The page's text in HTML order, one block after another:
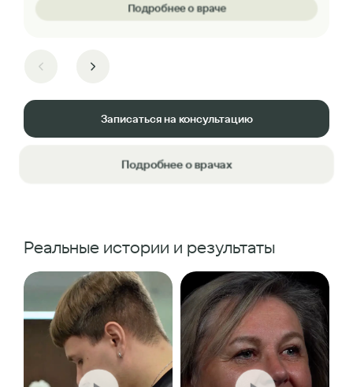
Подробнее о враче
Записаться на консультацию
Подробнее о врачах
Реальные истории и результаты